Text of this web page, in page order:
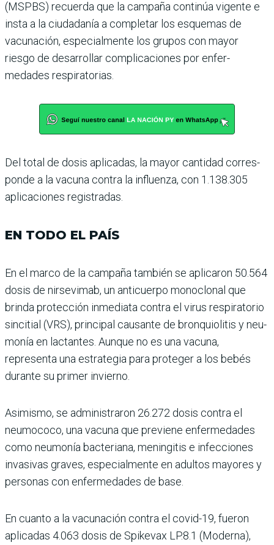
(MSPBS) recuerda que la campaña continúa vigente e
insta a la ciudadanía a com­pletar los esquemas de
vacuna­ción, especialmente los grupos con mayor
riesgo de desarro­llar complicaciones por enfer­
medades respiratorias.
Del total de dosis aplicadas, la mayor cantidad corres­
ponde a la vacuna contra la influenza, con 1.138.305
apli­caciones registradas.
EN TODO EL PAÍS
En el marco de la campaña también se aplicaron 50.564
dosis de nirsevimab, un anticuerpo monoclonal que
brinda protección inmediata contra el virus respiratorio
sincitial (VRS), principal cau­sante de bronquiolitis y neu­
monía en lactantes. Aunque no es una vacuna,
representa una estrategia para proteger a los bebés
durante su primer invierno.
Asimismo, se administra­ron 26.272 dosis contra el
neumococo, una vacuna que previene enfermedades
como neumonía bacteriana, menin­gitis e infecciones
invasivas graves, especialmente en adultos mayores y
personas con enfermedades de base.
En cuanto a la vacunación contra el covid-19, fueron
aplicadas 4.063 dosis de Spikevax LP.8.1 (Moderna),